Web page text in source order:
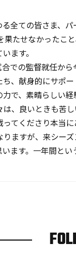
る全ての皆さま、
たせなかったこ
ます。
での監督就任か
、献身的にサポ
で、素晴らしい
、良いときも苦
てくださり本当に
ますが、来シー
ます。一年間と